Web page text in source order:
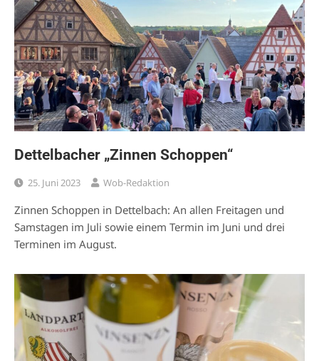
Dettelbacher „Zinnen Schoppen“
25. Juni 2023 Wob-Redaktion
Zinnen Schoppen in Dettelbach: An allen Freitagen und
Samstagen im Juli sowie einem Termin im Juni und drei
Terminen im August.